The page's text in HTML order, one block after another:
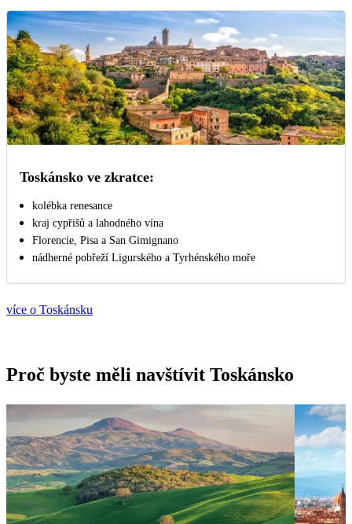
Toskánsko ve zkratce:
kolébka renesance
kraj cypřišů a lahodného vína
Florencie, Pisa a San Gimignano
nádherné pobřeží Ligurského a Tyrhénského moře
více o Toskánsku
Proč byste měli navštívit Toskánsko